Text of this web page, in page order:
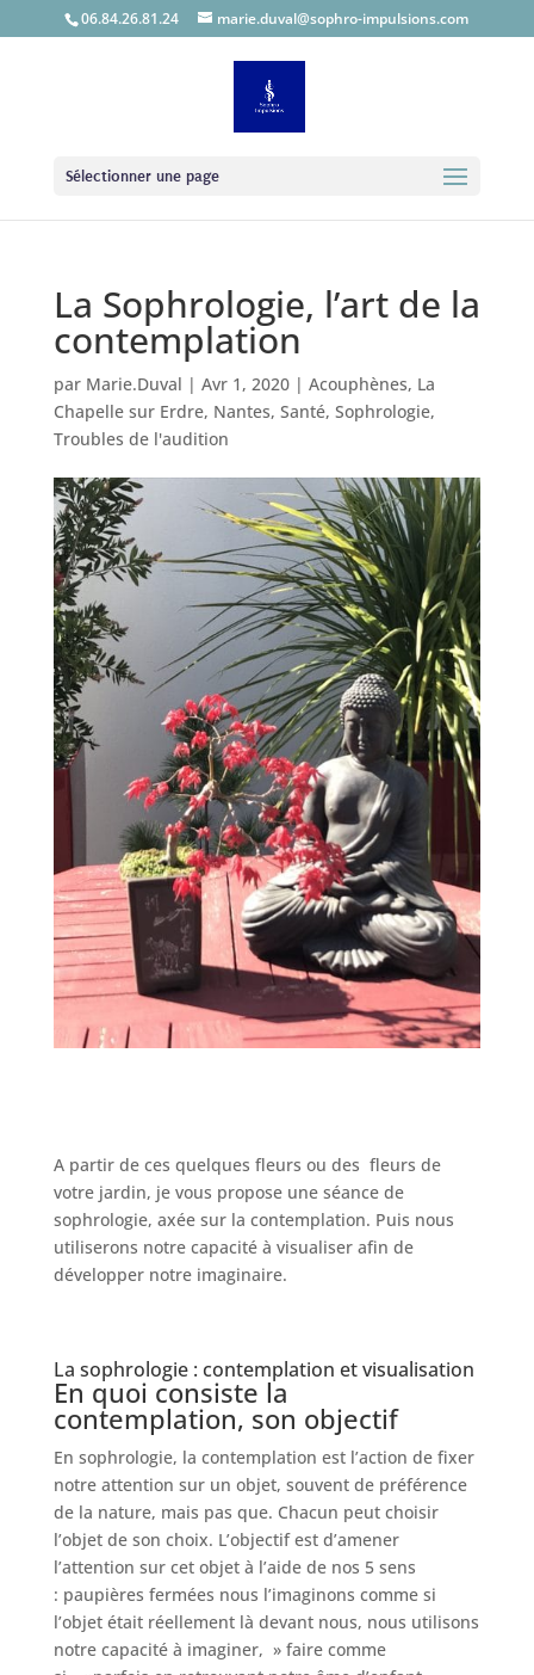
06.84.26.81.24 marie.duval@sophro-impulsions.com
Sélectionner une page
La Sophrologie, l’art de la
contemplation
par Marie.Duval | Avr 1, 2020| Acouphènes, La
Chapelle sur Erdre, Nantes, Santé, Sophrologie,
Troubles de l'audition
A partir de ces quelques fleurs ou des fleurs de
votre jardin, je vous propose une séance de
sophrologie, axée sur la contemplation. Puis nous
utiliserons notre capacité à visualiser afin de
développer notre imaginaire.
La sophrologie : contemplation et visualisation
En quoi consiste la
contemplation, son objectif
En sophrologie, la contemplation est l’action de fixer
notre attention sur un objet, souvent de préférence
de la nature, mais pas que. Chacun peut choisir
l’objet de son choix. L’objectif est d’amener
l’attention sur cet objet à l’aide de nos 5 sens
: paupières fermées nous l’imaginons comme si
l’objet était réellement là devant nous, nous utilisons
notre capacité à imaginer, » faire comme